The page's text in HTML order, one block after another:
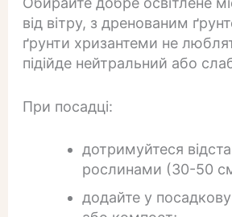
від вітру, з дренованим
ґрунти хризантеми не
підійде нейтральний або
При посадці:
дотримуйтеся
рослинами (30-50
додайте у